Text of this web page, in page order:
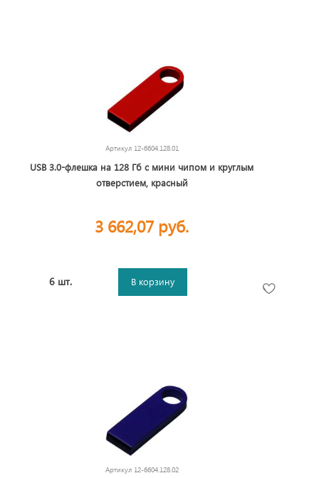
Артикул 12-6604.128.01
USB 3.0-флешка на 128 Гб с мини чипом и круглым
отверстием, красный
3 662,07 руб.
6 шт. В корзину
Артикул 12-6604.128.02